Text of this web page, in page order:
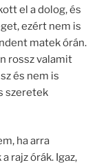
el a dolog, és
ezért nem is
matek órán.
rossz valamit
és nem is
szeretek
ha arra
rajz órák. Igaz,